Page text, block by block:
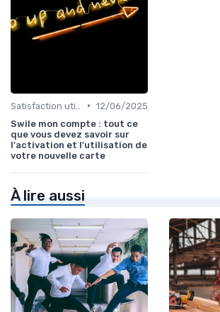
• 12/06/2025
Swile mon compte : tout ce
que vous devez savoir sur
l'activation et l'utilisation de
votre nouvelle carte
À lire aussi